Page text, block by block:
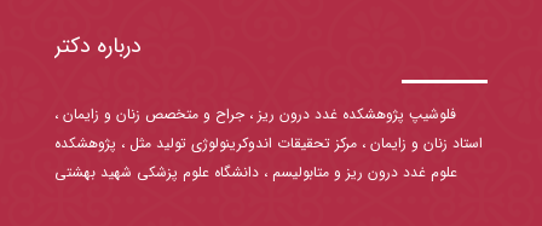
درباره دکتر
فلوشیپ پژوهشکده غدد درون ریز ، جراح و متخصص زنان و زایمان ،
استاد زنان و زایمان ، مرکز تحقیقات اندوکرینولوژی تولید مثل ، پژوهشکده
علوم غدد درون ریز و متابولیسم ، دانشگاه علوم پزشکی شهید بهشتی